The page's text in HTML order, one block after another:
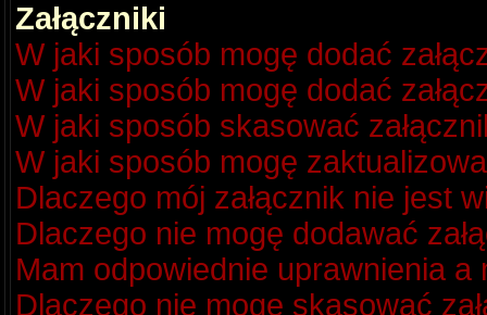
Załączniki
W jaki sposób mogę dodać
W jaki sposób mogę dodać
W jaki sposób skasować
W jaki sposób mogę
Dlaczego mój załącznik nie jest
Dlaczego nie mogę dodawać
Mam odpowiednie uprawnienia a
Dlaczego nie mogę skasować